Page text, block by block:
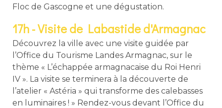
Floc de Gascogne et une dégustation.
17h - Visite de Labastide d'Armagnac
Découvrez la ville avec une visite guidée par
l’Office du Tourisme Landes Armagnac, sur le
thème « L’échappée armagnacaise du Roi Henri
IV ». La visite se terminera à la découverte de
l’atelier « Astéria » qui transforme des calebasses
en luminaires ! » Rendez-vous devant l’Office du